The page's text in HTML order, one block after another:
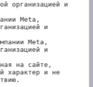
организацией и
Meta,
и
Meta,
и
на сайте,
характер и не